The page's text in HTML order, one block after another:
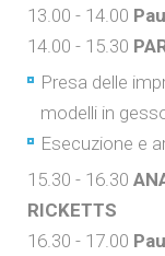
13.00 - 14.00
14.00 - 15.30
Presa delle
modelli in
Esecuzione e
15.30 - 16.30
RICKETTS
16.30 - 17.00